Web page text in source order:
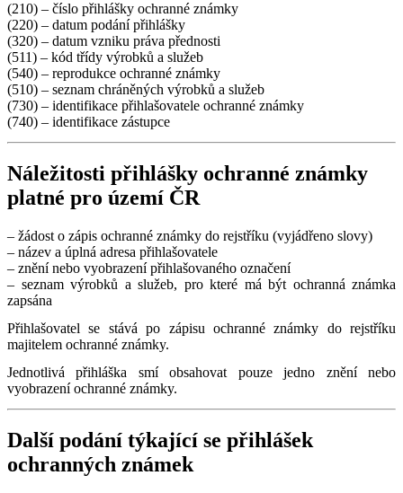
(210) – číslo přihlášky ochranné známky
(220) – datum podání přihlášky
(320) – datum vzniku práva přednosti
(511) – kód třídy výrobků a služeb
(540) – reprodukce ochranné známky
(510) – seznam chráněných výrobků a služeb
(730) – identifikace přihlašovatele ochranné známky
(740) – identifikace zástupce
Náležitosti přihlášky ochranné známky
platné pro území ČR
– žádost o zápis ochranné známky do rejstříku (vyjádřeno slovy)
– název a úplná adresa přihlašovatele
– znění nebo vyobrazení přihlašovaného označení
– seznam výrobků a služeb, pro které má být ochranná známka
zapsána
Přihlašovatel se stává po zápisu ochranné známky do rejstříku
majitelem ochranné známky.
Jednotlivá přihláška smí obsahovat pouze jedno znění nebo
vyobrazení ochranné známky.
Další podání týkající se přihlášek
ochranných známek